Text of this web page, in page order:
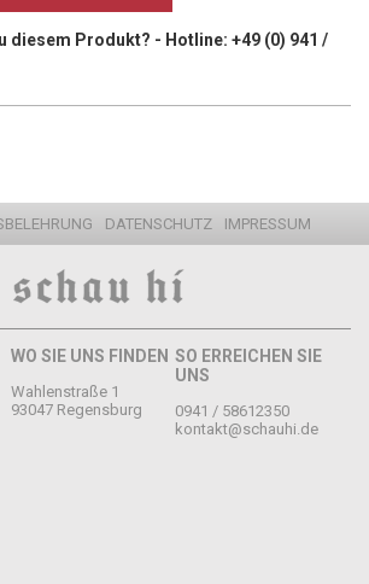
diesem Produkt? - Hotline: +49 (0) 941 /
DATENSCHUTZ IMPRESSUM
WO SIE UNS FINDEN
Wahlenstraße 1
93047 Regensburg
SO ERREICHEN SIE
UNS
0941 / 58612350
kontakt@schauhi.de